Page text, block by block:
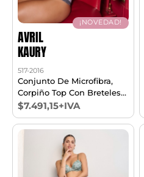
¡NOVEDAD!
AVRIL
KAURY
517-2016
Conjunto De Microfibra,
Corpiño Top Con Breteles
De Elástico Personalizado,
Y Cola Less. T85/100
$7.491,15+IVA